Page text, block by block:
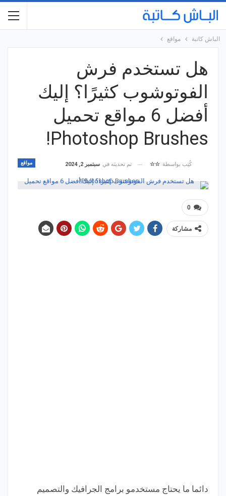
الباش كاتبة مواقع
هل تستخدم فرش
الفوتوشوب كثيرًا؟ إليك
أفضل 6 مواقع تحميل
Photoshop Brushes!
مواقع كُتِب بواسطة ☆☆ تم تحديثه في سبتمبر 2, 2024
0
مشاركة
دائما ما يحتاج مستخدمو برامج الجرافيك والتصميم